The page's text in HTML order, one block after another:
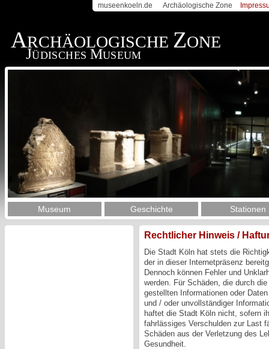
museenkoeln.de Archäologische Zone
ARCHÄOLOGISCHE ZONE
JÜDISCHES MUSEUM
Museum Geschichte Stationen
Rechtlicher Hinweis /
Die Stadt Köln hat stets die
der in dieser Internetpräsenz
Dennoch können Fehler und
werden. Für Schäden, die durch
gestellten Informationen oder
und / oder unvollständiger
haftet die Stadt Köln nicht, sofern
fahrlässiges Verschulden zur Last
Schäden aus der Verletzung des
Gesundheit.